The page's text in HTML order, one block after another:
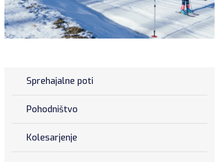
Sprehajalne poti
Pohodništvo
Kolesarjenje